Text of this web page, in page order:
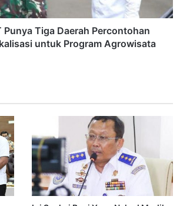
Punya Tiga Daerah Percontohan
untuk Program Agrowisata